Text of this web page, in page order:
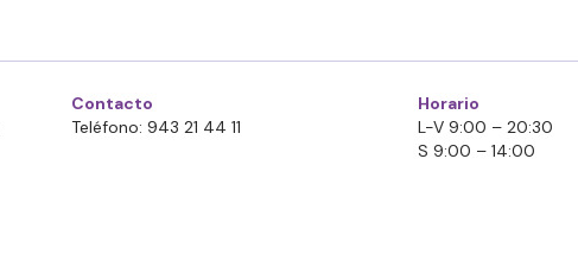
Contacto
Teléfono: 943 21 44 11
Horario
L-V 9:00 – 20:30
S 9:00 – 14:00